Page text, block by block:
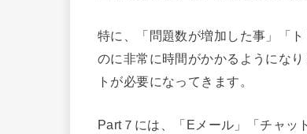
特に、「問題数が増加した事」「
のに非常に時間がかかるようにな
トが必要になってきます。
Part７には、「Eメール」「チャッ